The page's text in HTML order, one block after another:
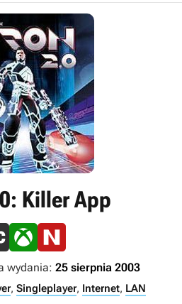
Killer App
wydania: 25 sierpnia 2003
, Singleplayer, Internet, LAN